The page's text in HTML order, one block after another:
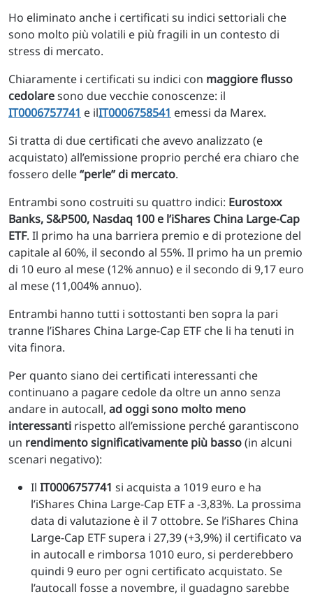
Ho eliminato anche i certificati su indici settoriali che
sono molto più volatili e più fragili in un contesto di
stress di mercato.
Chiaramente i certificati su indici con maggiore flusso
cedolaresono due vecchie conoscenze: il
IT0006757741 e ilIT0006758541 emessi da Marex.
Si tratta di due certificati che avevo analizzato (e
acquistato) all’emissione proprio perché era chiaro che
fossero delle“perle” di mercato.
Entrambi sono costruiti su quattro indici: Eurostoxx
Banks, S&P500, Nasdaq 100 e l’iShares China Large-Cap
ETF. Il primo ha una barriera premio e di protezione del
capitale al 60%, il secondo al 55%. Il primo ha un premio
di 10 euro al mese (12% annuo) e il secondo di 9,17 euro
al mese (11,004% annuo).
Entrambi hanno tutti i sottostanti ben sopra la pari
tranne l’iShares China Large-Cap ETF che li ha tenuti in
vita finora.
Per quanto siano dei certificati interessanti che
continuano a pagare cedole da oltre un anno senza
andare in autocall, ad oggi sono molto meno
interessanti rispetto all’emissione perché garantiscono
un rendimento significativamente più basso(in alcuni
scenari negativo):
Il IT0006757741 si acquista a 1019 euro e ha
l’iShares China Large-Cap ETF a -3,83%. La prossima
data di valutazione è il 7 ottobre. Se l’iShares China
Large-Cap ETF supera i 27,39 (+3,9%) il certificato va
in autocall e rimborsa 1010 euro, si perderebbero
quindi 9 euro per ogni certificato acquistato. Se
l’autocall fosse a novembre, il guadagno sarebbe